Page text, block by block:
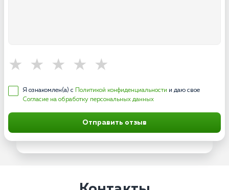
Я ознакомлен(а) с Политикой конфиденциальности и даю свое
Согласие на обработку персональных данных
Отправить отзыв